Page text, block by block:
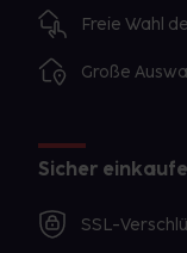
Freie Wahl
Große
Sicher
SSL-